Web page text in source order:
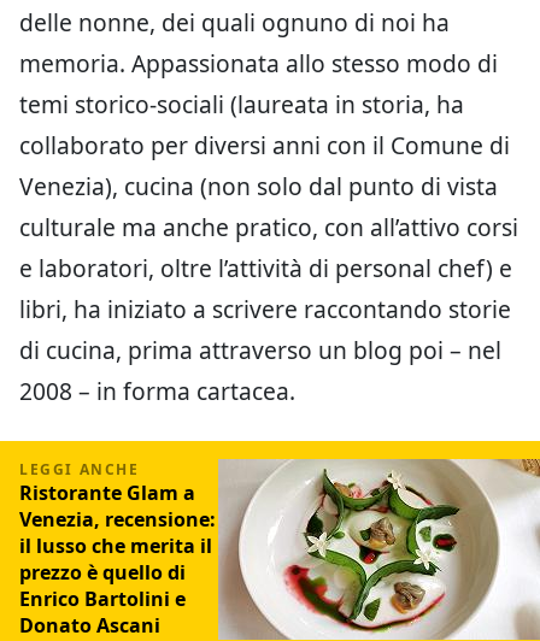
delle nonne, dei quali ognuno di noi ha
memoria. Appassionata allo stesso modo di
temi storico-sociali (laureata in storia, ha
collaborato per diversi anni con il Comune di
Venezia), cucina (non solo dal punto di vista
culturale ma anche pratico, con all’attivo corsi
e laboratori, oltre l’attività di personal chef) e
libri, ha iniziato a scrivere raccontando storie
di cucina, prima attraverso un blog poi – nel
2008 – in forma cartacea.
Ristorante Glam a
Venezia, recensione:
il lusso che merita il
prezzo è quello di
Enrico Bartolini e
Donato Ascani